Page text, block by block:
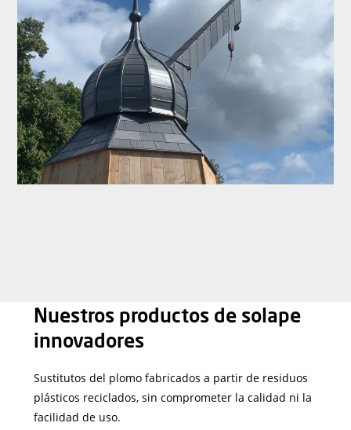
Nuestros productos de solape
innovadores
Sustitutos del plomo fabricados a partir de residuos
plásticos reciclados, sin comprometer la calidad ni la
facilidad de uso.